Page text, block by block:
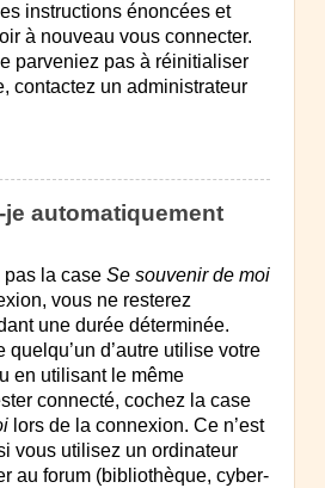
instructions énoncées et
à nouveau vous connecter.
parveniez pas à réinitialiser
contactez un administrateur
automatiquement
pas la case Se souvenir de moi
vous ne resterez
une durée déterminée.
d’autre utilise votre
en utilisant le même
connecté, cochez la case
lors de la connexion. Ce n’est
vous utilisez un ordinateur
au forum (bibliothèque, cyber-